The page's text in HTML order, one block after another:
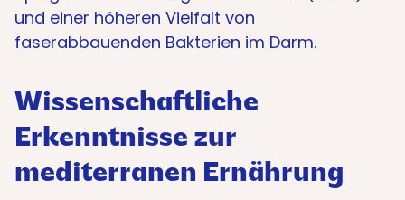
und einer höheren Vielfalt von
faserabbauenden Bakterien im Darm​​.
Wissenschaftliche
Erkenntnisse zur
mediterranen Ernährung